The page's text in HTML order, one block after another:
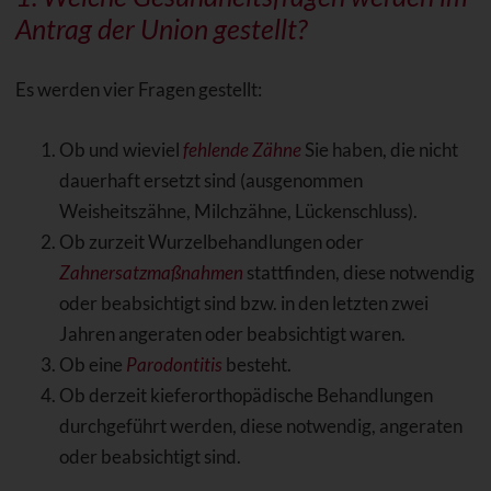
Antrag der Union gestellt?
Es werden vier Fragen gestellt:
Ob und wieviel fehlende Zähne Sie haben, die nicht
dauerhaft ersetzt sind (ausgenommen
Weisheitszähne, Milchzähne, Lückenschluss).
Ob zurzeit Wurzelbehandlungen oder
Zahnersatzmaßnahmen stattfinden, diese notwendig
oder beabsichtigt sind bzw. in den letzten zwei
Jahren angeraten oder beabsichtigt waren.
Ob eine Parodontitis besteht.
Ob derzeit kieferorthopädische Behandlungen
durchgeführt werden, diese notwendig, angeraten
oder beabsichtigt sind.